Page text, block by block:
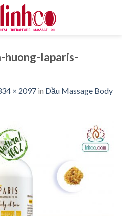
huong-laparis-
× 2097 in Dầu Massage Body